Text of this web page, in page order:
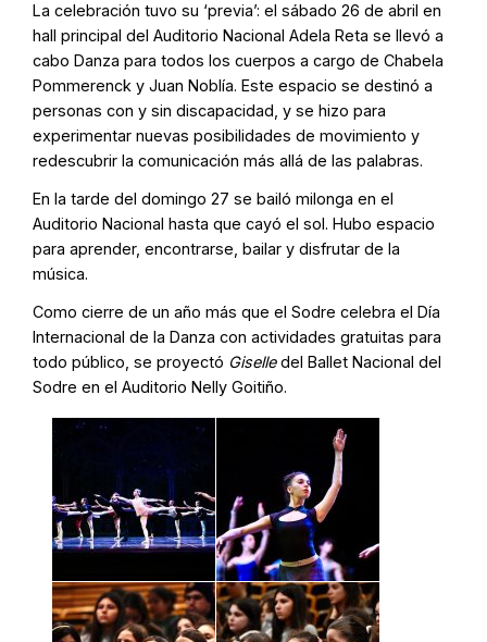
La celebración tuvo su ‘previa’: el sábado 26 de abril en
hall principal del Auditorio Nacional Adela Reta se llevó a
cabo Danza para todos los cuerpos a cargo de Chabela
Pommerenck y Juan Noblía. Este espacio se destinó a
personas con y sin discapacidad, y se hizo para
experimentar nuevas posibilidades de movimiento y
redescubrir la comunicación más allá de las palabras.
En la tarde del domingo 27 se bailó milonga en el
Auditorio Nacional hasta que cayó el sol. Hubo espacio
para aprender, encontrarse, bailar y disfrutar de la
música.
Como cierre de un año más que el Sodre celebra el Día
Internacional de la Danza con actividades gratuitas para
todo público, se proyectó Giselledel Ballet Nacional del
Sodre en el Auditorio Nelly Goitiño.